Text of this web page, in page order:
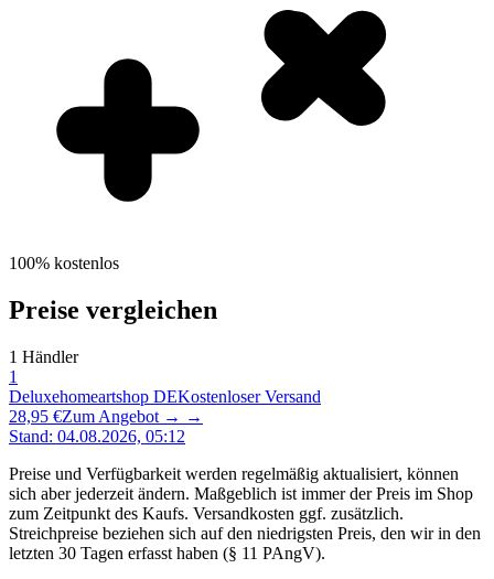
100% kostenlos
Preise vergleichen
1 Händler
1
Deluxehomeartshop DEKostenloser Versand
28,95 €Zum Angebot → →
Stand: 04.08.2026, 05:12
Preise und Verfügbarkeit werden regelmäßig aktualisiert, können
sich aber jederzeit ändern. Maßgeblich ist immer der Preis im Shop
zum Zeitpunkt des Kaufs. Versandkosten ggf. zusätzlich.
Streichpreise beziehen sich auf den niedrigsten Preis, den wir in den
letzten 30 Tagen erfasst haben (§ 11 PAngV).